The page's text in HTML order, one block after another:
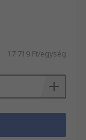
17 719 Ft/egység